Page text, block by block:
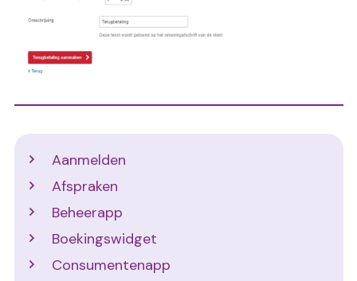
Aanmelden
Afspraken
Beheerapp
Boekingswidget
Consumentenapp